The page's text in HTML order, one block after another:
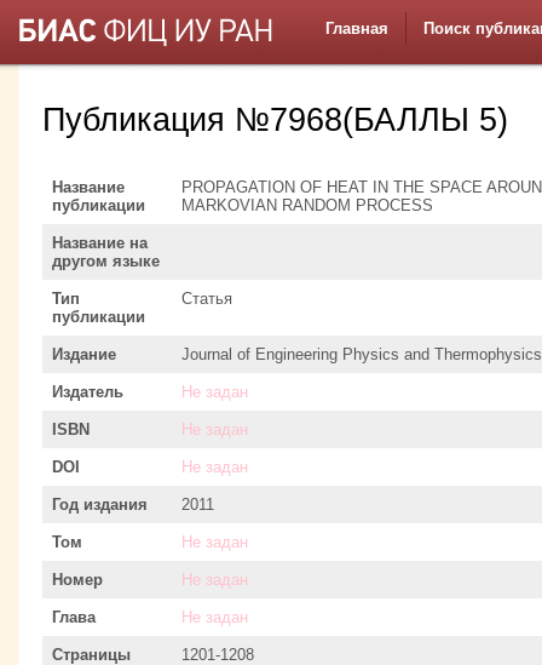
Главная Поиск
Публикация №7968(БАЛЛЫ 5)
Название
публикации
PROPAGATION OF HEAT IN THE SPACE
MARKOVIAN RANDOM PROCESS
Название на
другом языке
Тип
публикации
Статья
Издание Journal of Engineering Physics and Thermophysics
Издатель Не задан
ISBN Не задан
DOI Не задан
Год издания 2011
Том Не задан
Номер Не задан
Глава Не задан
Страницы 1201-1208